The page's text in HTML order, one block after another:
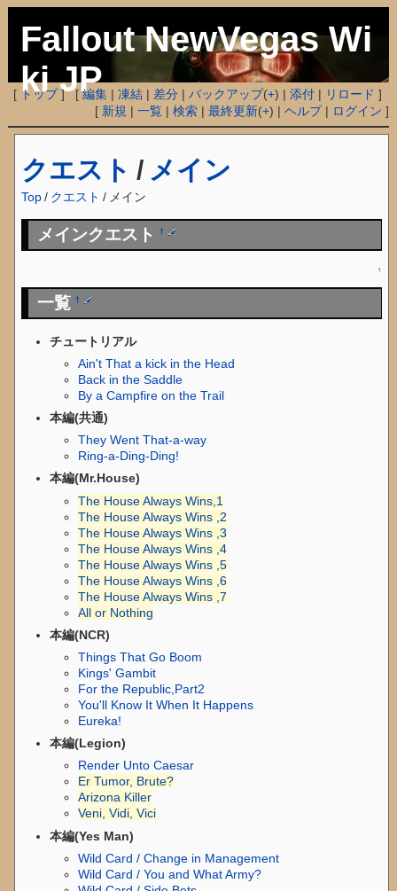
Fallout NewVegas Wi
ki JP
[ トップ] [編集 |凍結 | 差分 |バックアップ(+) |添付 | リロード ]
[ 新規 |一覧 |検索 |最終更新(+) |ヘルプ| ログイン ]
クエスト / メイン
Top / クエスト / メイン
メインクエスト†
↑
一覧†
チュートリアル
Ain't That a kick in the Head
Back in the Saddle
By a Campfire on the Trail
本編(共通)
They Went That-a-way
Ring-a-Ding-Ding!
本編(Mr.House)
The House Always Wins,1
The House Always Wins ,2
The House Always Wins ,3
The House Always Wins ,4
The House Always Wins ,5
The House Always Wins ,6
The House Always Wins ,7
All or Nothing
本編(NCR)
Things That Go Boom
Kings' Gambit
For the Republic,Part2
You'll Know It When It Happens
Eureka!
本編(Legion)
Render Unto Caesar
Er Tumor, Brute?
Arizona Killer
Veni, Vidi, Vici
本編(Yes Man)
Wild Card / Change in Management
Wild Card / You and What Army?